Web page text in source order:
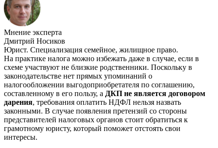
Мнение эксперта
Дмитрий Носиков
Юрист. Специализация семейное, жилищное право.
На практике налога можно избежать даже в случае, если в
схеме участвуют не близкие родственники. Поскольку в
законодательстве нет прямых упоминаний о
налогообложении выгодоприобретателя по соглашению,
составленному в его пользу, а ДКП не является договором
дарения, требования оплатить НДФЛ нельзя назвать
законными. В случае появления претензий со стороны
представителей налоговых органов стоит обратиться к
грамотному юристу, который поможет отстоять свои
интересы.